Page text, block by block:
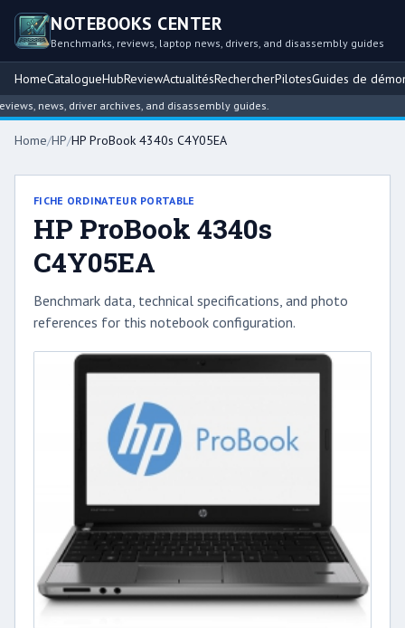
NOTEBOOKS CENTER
Benchmarks, reviews, laptop news, drivers, and disassembly guides
HomeCatalogueHubReviewActualitésRechercherPilotesGuides de
news, driver archives, and disassembly guides.
Home/HP/HP ProBook 4340s C4Y05EA
FICHE ORDINATEUR PORTABLE
HP ProBook 4340s
C4Y05EA
Benchmark data, technical specifications, and photo
references for this notebook configuration.